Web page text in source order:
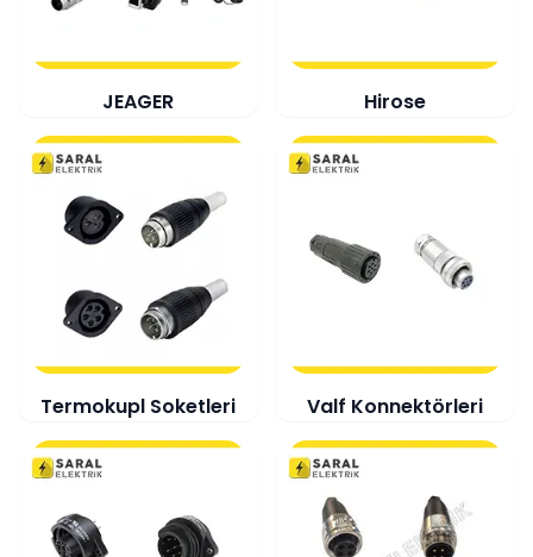
JEAGER Hirose
Termokupl Soketleri Valf Konnektörleri